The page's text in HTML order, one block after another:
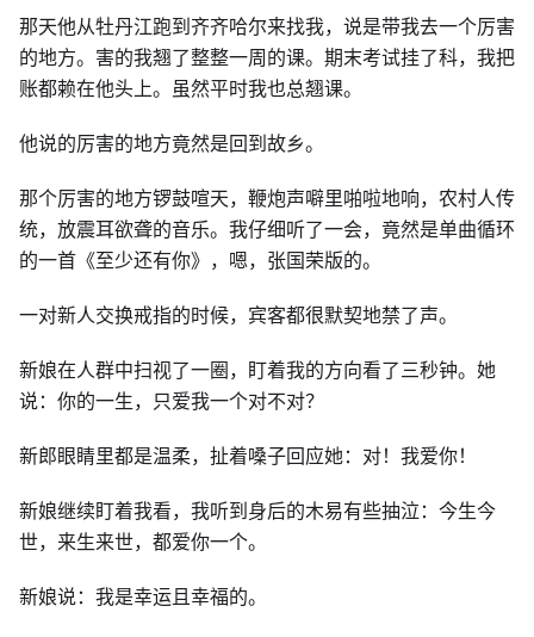
那天他从牡丹江跑到齐齐哈尔来找我，说是带我去一个厉害
的地方。害的我翘了整整一周的课。期末考试挂了科，我把
账都赖在他头上。虽然平时我也总翘课。
他说的厉害的地方竟然是回到故乡。
那个厉害的地方锣鼓喧天，鞭炮声噼里啪啦地响，农村人传
统，放震耳欲聋的音乐。我仔细听了一会，竟然是单曲循环
的一首《至少还有你》，嗯，张国荣版的。
一对新人交换戒指的时候，宾客都很默契地禁了声。
新娘在人群中扫视了一圈，盯着我的方向看了三秒钟。她
说：你的一生，只爱我一个对不对？
新郎眼睛里都是温柔，扯着嗓子回应她：对！我爱你！
新娘继续盯着我看，我听到身后的木易有些抽泣：今生今
世，来生来世，都爱你一个。
新娘说：我是幸运且幸福的。